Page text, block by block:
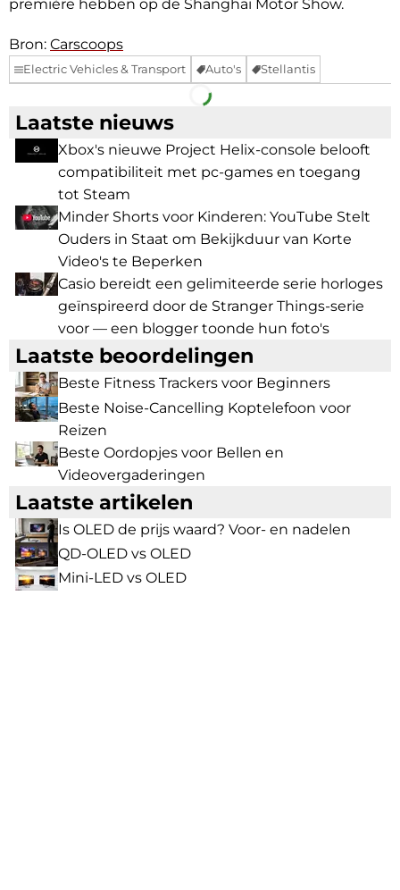
première hebben op de Shanghai Motor Show.
Bron: Carscoops
Electric Vehicles & Transport Auto's Stellantis
Facebook Telegram
Laatste nieuws
Xbox's nieuwe Project Helix-console belooft
compatibiliteit met pc-games en toegang
tot Steam
Minder Shorts voor Kinderen: YouTube Stelt
Ouders in Staat om Bekijkduur van Korte
Video's te Beperken
Casio bereidt een gelimiteerde serie horloges
geïnspireerd door de Stranger Things-serie
voor — een blogger toonde hun foto's
Laatste beoordelingen
Beste Fitness Trackers voor Beginners
Beste Noise-Cancelling Koptelefoon voor
Reizen
Beste Oordopjes voor Bellen en
Videovergaderingen
Laatste artikelen
Is OLED de prijs waard? Voor- en nadelen
QD-OLED vs OLED
Mini-LED vs OLED